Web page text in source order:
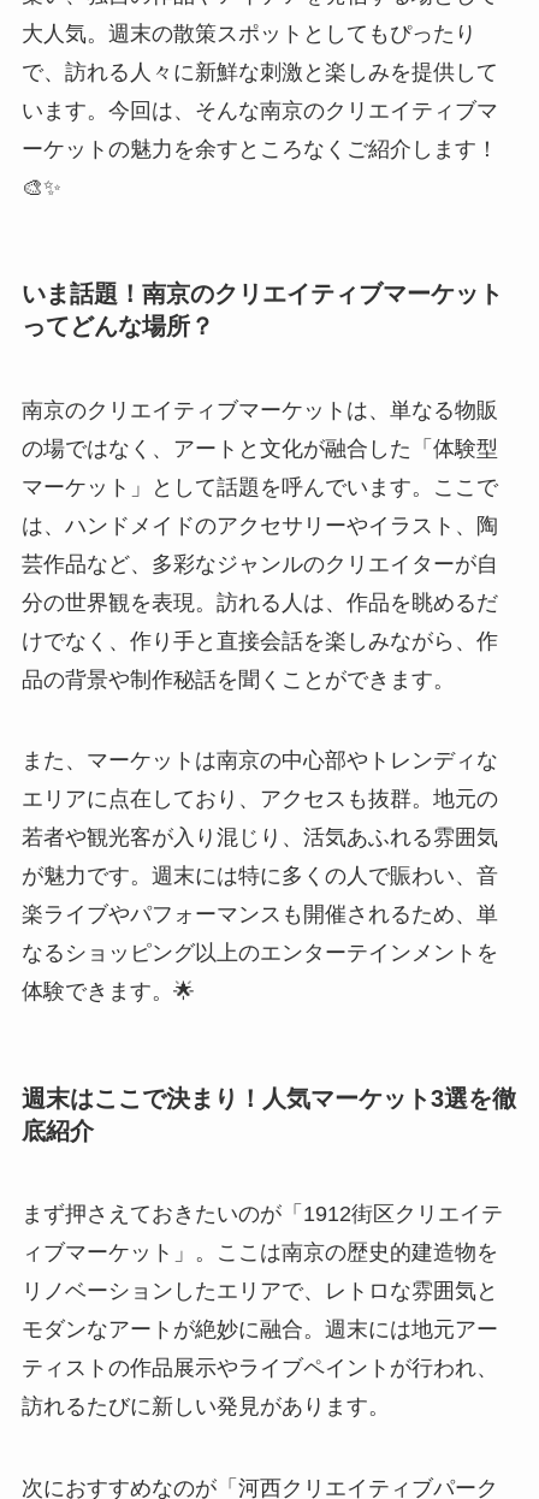
いま話題！南京のクリエイティブマーケット
ってどんな場所？
マーケット」として話題を呼んでいます。ここで
は、ハンドメイドのアクセサリーやイラスト、陶
分の世界観を表現。訪れる人は、作品を眺めるだ
けでなく、作り手と直接会話を楽しみながら、作
品の背景や制作秘話を聞くことができます。
また、マーケットは南京の中心部やトレンディな
エリアに点在しており、アクセスも抜群。地元の
若者や観光客が入り混じり、活気あふれる雰囲気
が魅力です。週末には特に多くの人で賑わい、音
なるショッピング以上のエンターテインメントを
体験できます。🌟
週末はここで決まり！人気マーケット3選を徹
底紹介
まず押さえておきたいのが「1912街区クリエイテ
リノベーションしたエリアで、レトロな雰囲気と
モダンなアートが絶妙に融合。週末には地元アー
訪れるたびに新しい発見があります。
次におすすめなのが「河西クリエイティブパーク
マーケット」。広大な敷地に多数のブースが並
び、家具や雑貨、ファッションアイテムまで幅広
いジャンルが揃います。特に若手デザイナーの新
いち早くキャッチしたい人にぴったりです。